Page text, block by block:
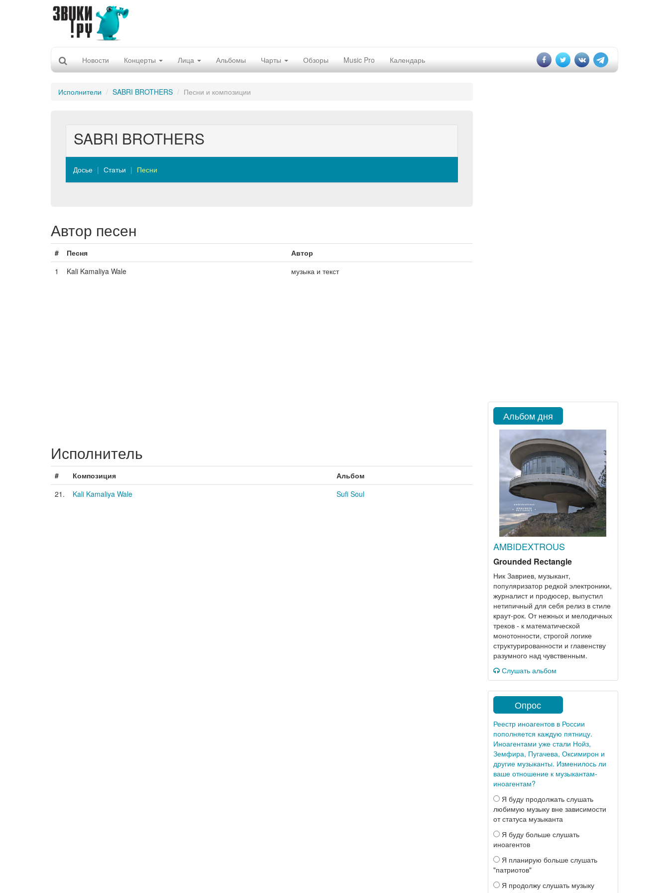
Новости Концерты Лица Альбомы Чарты Обзоры Music Pro Календарь
Исполнители SABRI BROTHERS Песни и композиции
SABRI BROTHERS
Досье Статьи Песни
Автор песен
# Песня
Автор
1
Kali Kamaliya Wale музыка и текст
Исполнитель
# Композиция
Альбом
21.
Kali Kamaliya Wale Sufi Soul
Альбом дня
AMBIDEXTROUS
Grounded Rectangle
Ник Завриев, музыкант,
популяризатор редкой электроники,
журналист и продюсер, выпустил
нетипичный для себя релиз в стиле
краут-рок. От нежных и мелодичных
треков - к математической
монотонности, строгой логике
структурированности и главенству
разумного над чувственным.
Слушать альбом
Опрос
Реестр иноагентов в России
пополняется каждую пятницу.
Иноагентами уже стали Нойз,
Земфира, Пугачева, Оксимирон и
другие музыканты. Изменилось ли
ваше отношение к музыкантам-
иноагентам?
Я буду продолжать слушать
любимую музыку вне зависимости
от статуса музыканта
Я буду больше слушать
иноагентов
Я планирую больше слушать
"патриотов"
Я продолжу слушать музыку